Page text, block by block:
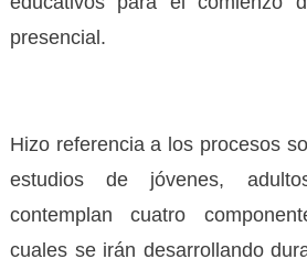
presencial.
Hizo referencia a los procesos
estudios de jóvenes,
contemplan cuatro
cuales se irán desarrollando